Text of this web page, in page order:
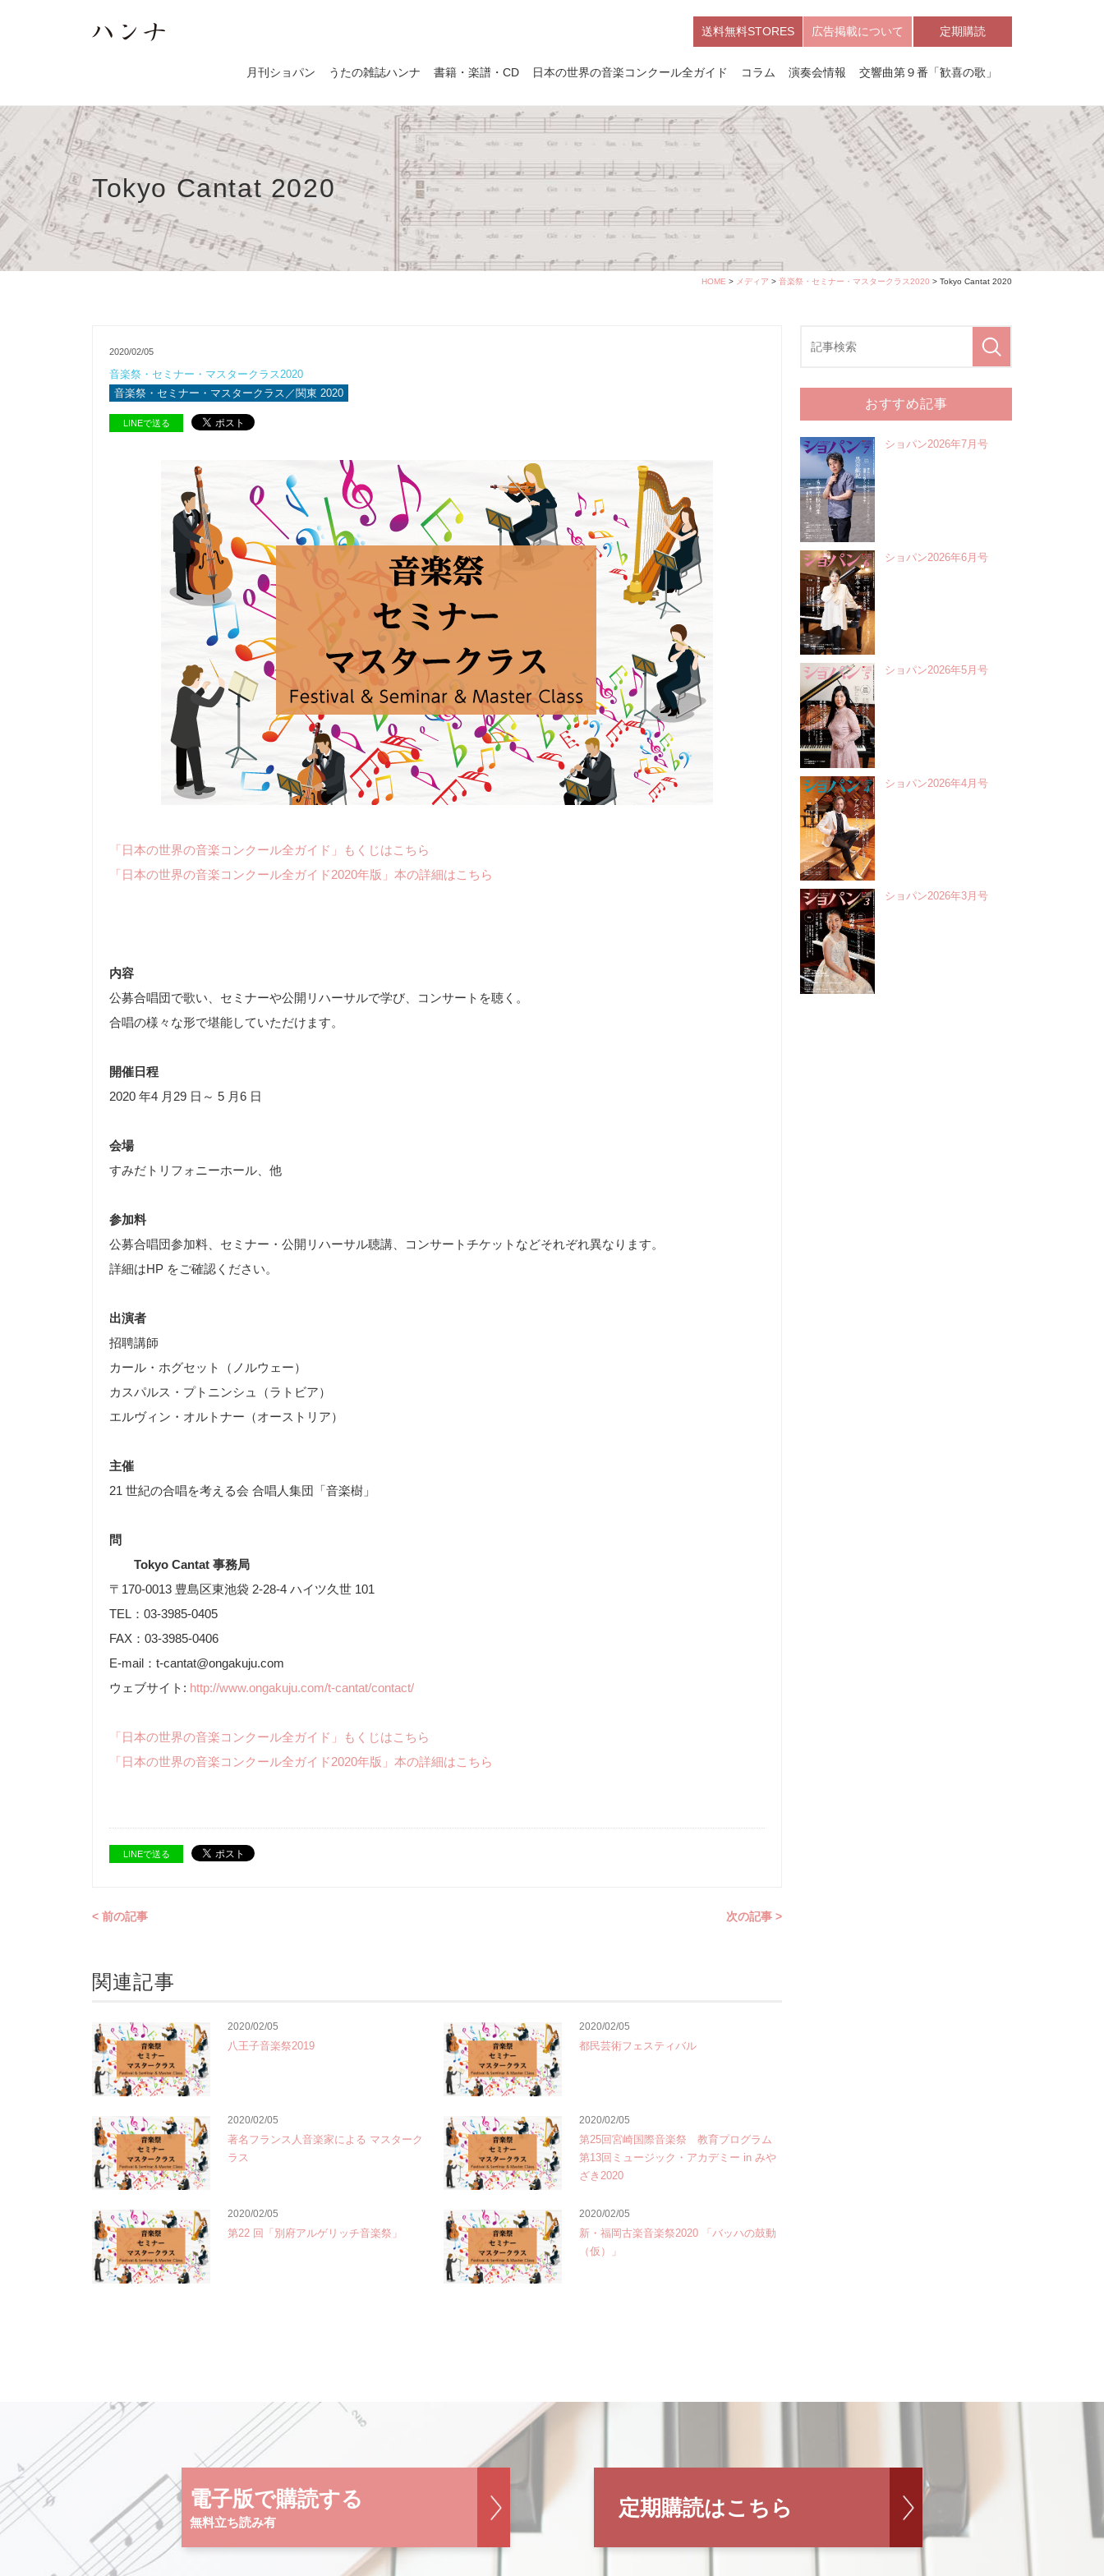
送料無料STORES 広告掲載について 定期購読
月刊ショパン うたの雑誌ハンナ 書籍・楽譜・CD 日本の世界の音楽コンクール全ガイド コラム 演奏会情報 交響曲第９番「歓喜の歌」
Tokyo Cantat 2020
HOME > メディア > 音楽祭・セミナー・マスタークラス2020 > Tokyo Cantat 2020
2020/02/05
音楽祭・セミナー・マスタークラス2020
音楽祭・セミナー・マスタークラス／関東 2020
LINEで送る
「日本の世界の音楽コンクール全ガイド」もくじはこちら
「日本の世界の音楽コンクール全ガイド2020年版」本の詳細はこちら
内容
公募合唱団で歌い、セミナーや公開リハーサルで学び、コンサートを聴く。
合唱の様々な形で堪能していただけます。
開催日程
2020 年4 月29 日～ 5 月6 日
会場
すみだトリフォニーホール、他
参加料
公募合唱団参加料、セミナー・公開リハーサル聴講、コンサートチケットなどそれぞれ異なります。
詳細はHP をご確認ください。
出演者
招聘講師
カール・ホグセット（ノルウェー）
カスパルス・プトニンシュ（ラトビア）
エルヴィン・オルトナー（オーストリア）
主催
21 世紀の合唱を考える会 合唱人集団「音楽樹」
問
Tokyo Cantat 事務局
〒170-0013 豊島区東池袋 2-28-4 ハイツ久世 101
TEL：03-3985-0405
FAX：03-3985-0406
E-mail：t-cantat@ongakuju.com
ウェブサイト: http://www.ongakuju.com/t-cantat/contact/
「日本の世界の音楽コンクール全ガイド」もくじはこちら
「日本の世界の音楽コンクール全ガイド2020年版」本の詳細はこちら
LINEで送る
< 前の記事 次の記事 >
関連記事
2020/02/05
八王子音楽祭2019
2020/02/05
都民芸術フェスティバル
2020/02/05
著名フランス人音楽家による マスターク
ラス
2020/02/05
第25回宮崎国際音楽祭 教育プログラム
第13回ミュージック・アカデミー in みや
ざき2020
2020/02/05
第22 回「別府アルゲリッチ音楽祭」
2020/02/05
新・福岡古楽音楽祭2020 「バッハの鼓動
（仮）」
おすすめ記事
ショパン2026年7月号
ショパン2026年6月号
ショパン2026年5月号
ショパン2026年4月号
ショパン2026年3月号
電子版で購読する
無料立ち読み有
定期購読はこちら